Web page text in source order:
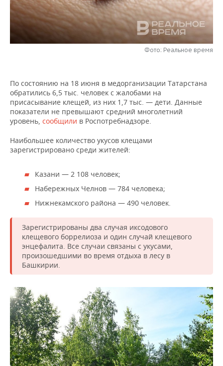
НЕФТЕХИМИЯ
НЕФТЬ
РОЗНИЧНАЯ ТОРГОВЛЯ
ТРАНСПОРТ
НОВОСТИ ТЕХНОЛОГИЙ
IT
ТЕЛЕКОММУНИКАЦИИ
МЕРОПРИЯТИЯ
НОВОСТИ МЕРОПРИЯТИЙ
БИЗНЕС-БРАНЧИ
ONLINE-КОНФЕРЕНЦИИ
СПОРТ
ФУТБОЛ
ХОККЕЙ
ВОЛЕЙБОЛ
КИБЕРСПОРТ
ФИГУРНОЕ КАТАНИЕ
ВОДНЫЕ ВИДЫ СПОРТА
ХОККЕЙ С МЯЧОМ
НОВОСТИ ОБЩЕСТВА
ВЛАСТЬ
ИСТОРИЯ
КУЛЬТУРА
МЕДИЦИНА
ОБРАЗОВАНИЕ
ПРОИСШЕСТВИЯ
ФОТОГАЛЕРЕЯ
СЮЖЕТЫ
СПИСОК ПЕРСОН
СПИСОК КОМПАНИЙ
ПОЛНАЯ ВЕРСИЯ
Фото: Реальное время
По состоянию на 18 июня в медорганизации Татарстана
обратились 6,5 тыс. человек с жалобами на
присасывание клещей, из них 1,7 тыс. — дети. Данные
показатели не превышают средний многолетний
уровень, сообщили в Роспотребнадзоре.
Наибольшее количество укусов клещами
зарегистрировано среди жителей:
Казани — 2 108 человек;
Набережных Челнов — 784 человека;
Нижнекамского района — 490 человек.
Зарегистрированы два случая иксодового
клещевого боррелиоза и один случай клещевого
энцефалита. Все случаи связаны с укусами,
произошедшими во время отдыха в лесу в
Башкирии.